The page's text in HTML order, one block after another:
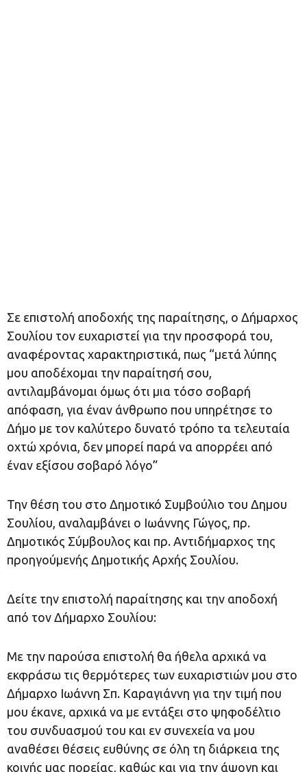
Σε επιστολή αποδοχής της παραίτησης, ο Δήμαρχος
Σουλίου τον ευχαριστεί για την προσφορά του,
αναφέροντας χαρακτηριστικά, πως “μετά λύπης
μου αποδέχομαι την παραίτησή σου,
αντιλαμβάνομαι όμως ότι μια τόσο σοβαρή
απόφαση, για έναν άνθρωπο που υπηρέτησε το
Δήμο με τον καλύτερο δυνατό τρόπο τα τελευταία
οχτώ χρόνια, δεν μπορεί παρά να απορρέει από
έναν εξίσου σοβαρό λόγο”
Την θέση του στο Δημοτικό Συμβούλιο του Δημου
Σουλίου, αναλαμβάνει ο Ιωάννης Γώγος, πρ.
Δημοτικός Σύμβουλος και πρ. Αντιδήμαρχος της
προηγούμενής Δημοτικής Αρχής Σουλίου.
Δείτε την επιστολή παραίτησης και την αποδοχή
από τον Δήμαρχο Σουλίου:
Με την παρούσα επιστολή θα ήθελα αρχικά να
εκφράσω τις θερμότερες των ευχαριστιών μου στο
Δήμαρχο Ιωάννη Σπ. Καραγιάννη για την τιμή που
μου έκανε, αρχικά να με εντάξει στο ψηφοδέλτιο
του συνδυασμού του και εν συνεχεία να μου
αναθέσει θέσεις ευθύνης σε όλη τη διάρκεια της
κοινής μας πορείας, καθώς και για την άψογη και